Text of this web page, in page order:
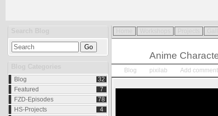
Blog
32
Featured
7
FZD-Episodes
78
HS-Projects
4
Anime
Blog pixilab Add